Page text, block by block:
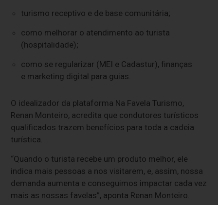
turismo receptivo e de base comunitária;
como melhorar o atendimento ao turista
(hospitalidade);
como se regularizar (MEI e Cadastur), finanças
e marketing digital para guias.
O idealizador da plataforma Na Favela Turismo,
Renan Monteiro, acredita que condutores turísticos
qualificados trazem benefícios para toda a cadeia
turística.
“Quando o turista recebe um produto melhor, ele
indica mais pessoas a nos visitarem, e, assim, nossa
demanda aumenta e conseguimos impactar cada vez
mais as nossas favelas”, aponta Renan Monteiro.